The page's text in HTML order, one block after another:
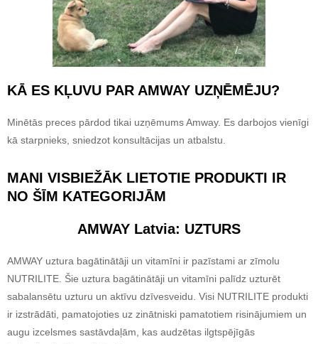
KĀ ES KĻUVU PAR AMWAY UZŅĒMĒJU?
Minētās preces pārdod tikai uzņēmums Amway. Es darbojos vienīgi
kā starpnieks, sniedzot konsultācijas un atbalstu.
MANI VISBIEŽĀK LIETOTIE PRODUKTI IR
NO ŠĪM KATEGORIJĀM
AMWAY Latvia: UZTURS
AMWAY uztura bagātinātāji un vitamīni ir pazīstami ar zīmolu
NUTRILITE. Šie uztura bagātinātāji un vitamīni palīdz uzturēt
sabalansētu uzturu un aktīvu dzīvesveidu. Visi NUTRILITE produkti
ir izstrādāti, pamatojoties uz zinātniski pamatotiem risinājumiem un
augu izcelsmes sastāvdaļām, kas audzētas ilgtspējīgās